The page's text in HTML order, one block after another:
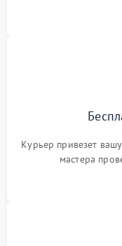
Курьер привезет
мастера